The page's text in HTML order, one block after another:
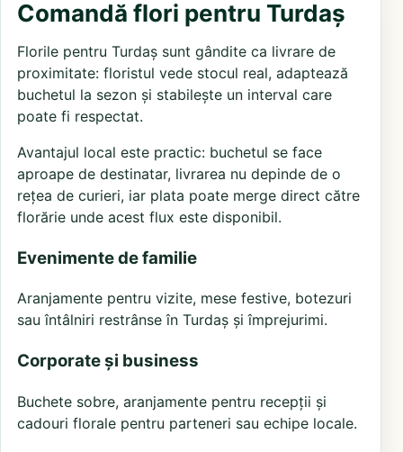
Comandă flori pentru Turdaș
Florile pentru Turdaș sunt gândite ca livrare de
proximitate: floristul vede stocul real, adaptează
buchetul la sezon și stabilește un interval care
poate fi respectat.
Avantajul local este practic: buchetul se face
aproape de destinatar, livrarea nu depinde de o
rețea de curieri, iar plata poate merge direct către
florărie unde acest flux este disponibil.
Evenimente de familie
Aranjamente pentru vizite, mese festive, botezuri
sau întâlniri restrânse în Turdaș și împrejurimi.
Corporate și business
Buchete sobre, aranjamente pentru recepții și
cadouri florale pentru parteneri sau echipe locale.